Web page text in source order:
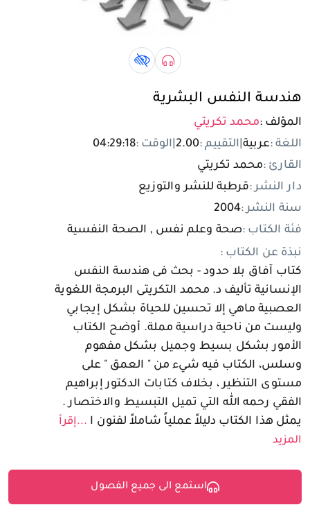
تسجيل الدخول
مستخدم جديد
صوتي bookكتاب لذوي الهمم book
هندسة النفس البشرية
المؤلف :محمد تكريتي
اللغة :عربية التقييم :2.00 الوقت :04:29:18
القارئ :محمد تكريتي
دار النشر :قرطبة للنشر والتوزيع
سنة النشر :2004
فئة الكتاب :صحة وعلم نفس , الصحة النفسية
نبذة عن الكتاب :
كتاب آفاق بلا حدود - بحث فى هندسة النفس
الإنسانية تأليف د. محمد التكريتى البرمجة اللغوية
العصبية ماهي إلا تحسين للحياة بشكل إيجابي
وليست من ناحية دراسية مملة. أوضح الكتاب
الأمور بشكل بسيط وجميل بشكل مفهوم
وسلس، الكتاب فيه شيء من " العمق " على
مستوى التنظير ، بخلاف كتابات الدكتور إبراهيم
الفقي رحمه الله التي تميل التبسيط والاختصار .
يمثل هذا الكتاب دليلاً عملياً شاملاً لفنون ا ...إقرأ
المزيد
استمع الى جميع الفصول